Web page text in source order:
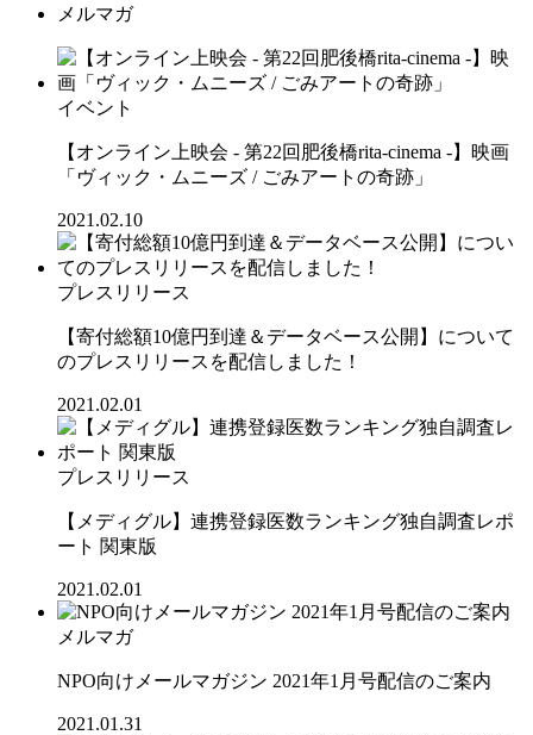
メルマガ
イベント
【オンライン上映会 - 第22回肥後橋rita-cinema -】映画
「ヴィック・ムニーズ / ごみアートの奇跡」
2021.02.10
プレスリリース
【寄付総額10億円到達＆データベース公開】について
のプレスリリースを配信しました！
2021.02.01
プレスリリース
【メディグル】連携登録医数ランキング独⾃調査レポ
ート 関東版
2021.02.01
メルマガ
NPO向けメールマガジン 2021年1月号配信のご案内
2021.01.31